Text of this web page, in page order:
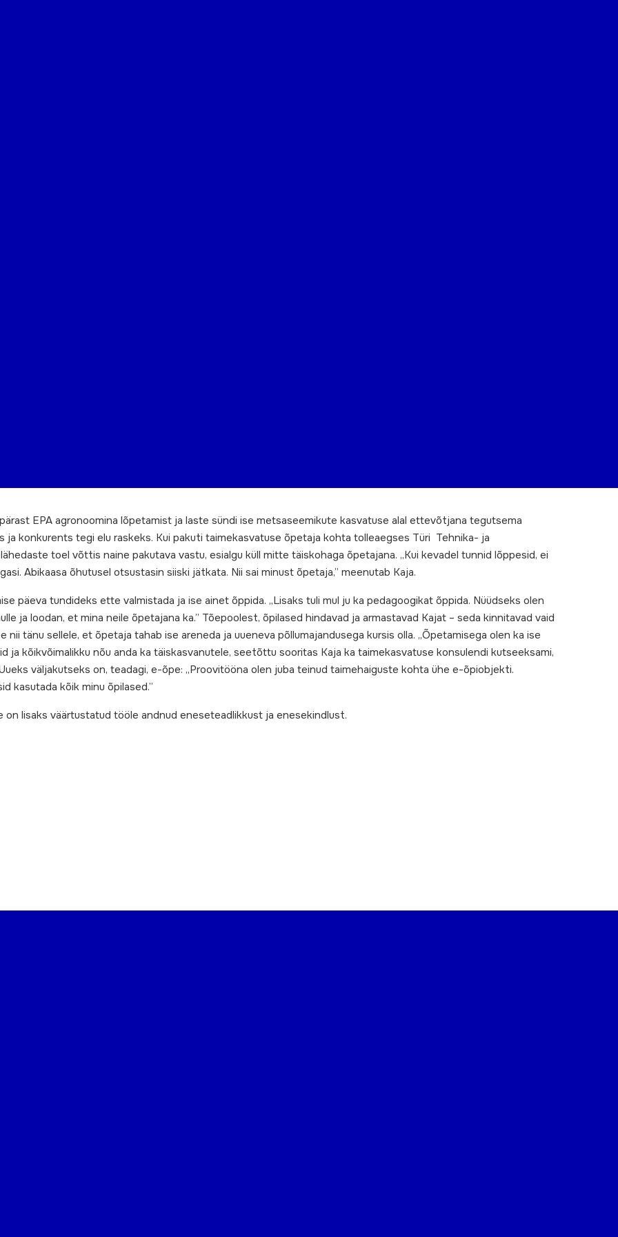
EPA agronoomina lõpetamist ja laste sündi ise metsaseemikute kasvatuse alal ettevõtjana tegutsema
ja konkurents tegi elu raskeks. Kui pakuti taimekasvatuse õpetaja kohta tolleaegses Türi Tehnika- ja
lähedaste toel võttis naine pakutava vastu, esialgu küll mitte täiskohaga õpetajana. „Kui kevadel tunnid lõppesid, ei
Abikaasa õhutusel otsustasin siiski jätkata. Nii sai minust õpetaja,” meenutab Kaja.
päeva tundideks ette valmistada ja ise ainet õppida. „Lisaks tuli mul ju ka pedagoogikat õppida. Nüüdseks olen
ja loodan, et mina neile õpetajana ka.” Tõepoolest, õpilased hindavad ja armastavad Kajat – seda kinnitavad vaid
tänu sellele, et õpetaja tahab ise areneda ja uueneva põllumajandusega kursis olla. „Õpetamisega olen ka ise
ja kõikvõimalikku nõu anda ka täiskasvanutele, seetõttu sooritas Kaja ka taimekasvatuse konsulendi kutseeksami,
väljakutseks on, teadagi, e-õpe: „Proovitööna olen juba teinud taimehaiguste kohta ühe e-õpiobjekti.
kasutada kõik minu õpilased.”
on lisaks väärtustatud tööle andnud eneseteadlikkust ja enesekindlust.